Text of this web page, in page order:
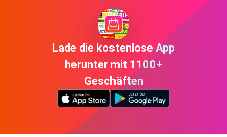
Lade die kostenlose App
herunter mit 1100+
Geschäften